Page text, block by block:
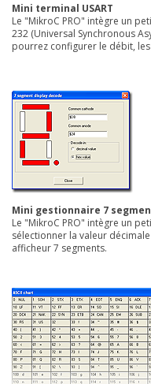
Mini terminal USART
Le "MikroC PRO" intègre un
232 (Universal Synchronous
pourrez configurer le débit, les
Mini gestionnaire 7
Le "MikroC PRO" intègre un
sélectionner la valeur
afficheur 7 segments.